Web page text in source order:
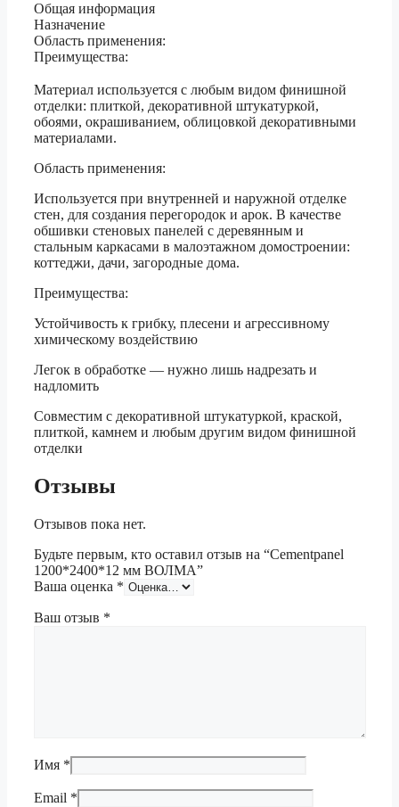
Общая информация
Назначение
Область применения:
Преимущества:
Материал используется с любым видом финишной
отделки: плиткой, декоративной штукатуркой,
обоями, окрашиванием, облицовкой декоративными
материалами.
Область применения:
Используется при внутренней и наружной отделке
стен, для создания перегородок и арок. В качестве
обшивки стеновых панелей с деревянным и
стальным каркасами в малоэтажном домостроении:
коттеджи, дачи, загородные дома.
Преимущества:
Устойчивость к грибку, плесени и агрессивному
химическому воздействию
Легок в обработке — нужно лишь надрезать и
надломить
Совместим с декоративной штукатуркой, краской,
плиткой, камнем и любым другим видом финишной
отделки
Отзывы
Отзывов пока нет.
Будьте первым, кто оставил отзыв на “Сementpanel
1200*2400*12 мм ВОЛМА”
Ваша оценка *
Ваш отзыв *
Имя *
Email *